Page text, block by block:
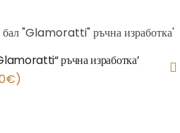
ръчна изработка’
€)